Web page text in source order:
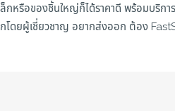
ล็กหรือของชิ้นใหญ่ก็ได้ราคาดี พร้อมบริ
ดยผู้เชี่ยวชาญ อยากส่งออก ต้อง